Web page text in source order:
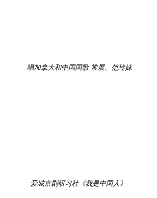
唱加拿大和中国国歌 常展、范玲妹
爱城京剧研习社《我是中国人》